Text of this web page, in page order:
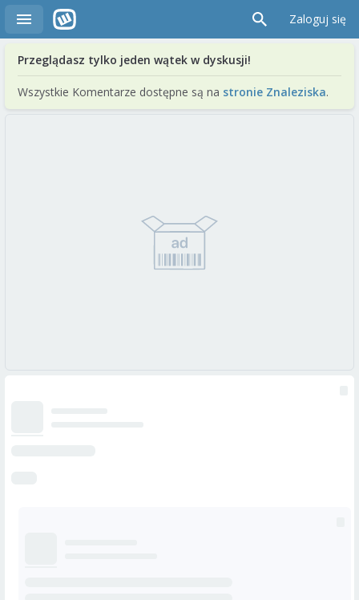
Zaloguj się
Przeglądasz tylko jeden wątek w dyskusji!
Wszystkie Komentarze dostępne są na stronie Znaleziska.